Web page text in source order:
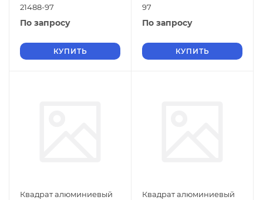
21488-97
По запросу
КУПИТЬ
97
По запросу
КУПИТЬ
Квадрат алюминиевый
Квадрат алюминиевый